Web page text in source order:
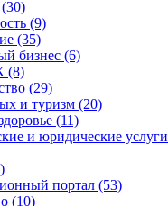
(30)
(9)
(35)
бизнес (6)
(8)
(29)
и туризм (20)
(11)
и юридические услуги
портал (53)
(10)